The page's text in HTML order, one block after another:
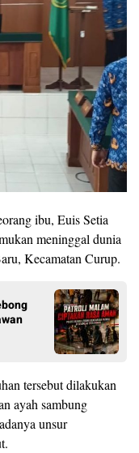
ibu, Euis Setia
meninggal dunia
Kecamatan Curup.
tersebut dilakukan
ayah sambung
unsur